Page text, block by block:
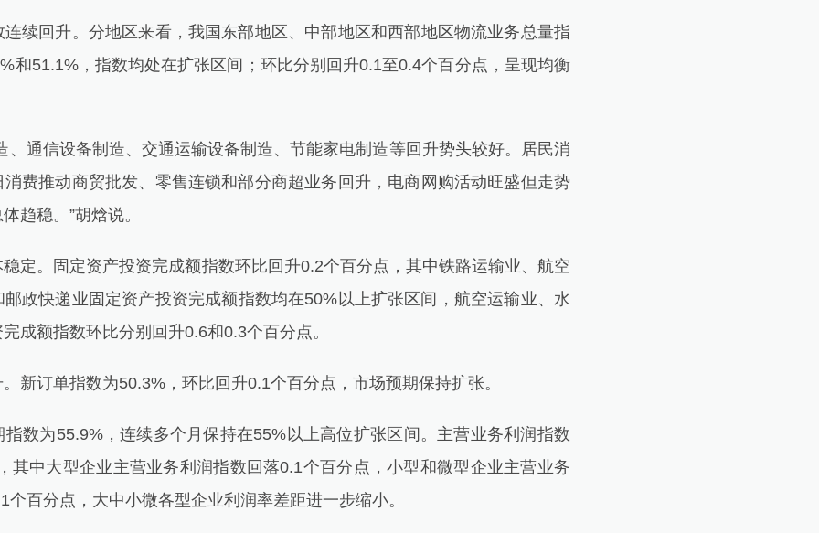
回升。分地区来看，我国东部地区、中部地区和西部地区物流业务总量指
和51.1%，指数均处在扩张区间；环比分别回升0.1至0.4个百分点，呈现均衡
信设备制造、交通运输设备制造、节能家电制造等回升势头较好。居民消
费推动商贸批发、零售连锁和部分商超业务回升，电商网购活动旺盛但走势
趋稳。”胡焓说。
。固定资产投资完成额指数环比回升0.2个百分点，其中铁路运输业、航空
政快递业固定资产投资完成额指数均在50%以上扩张区间，航空运输业、水
成额指数环比分别回升0.6和0.3个百分点。
订单指数为50.3%，环比回升0.1个百分点，市场预期保持扩张。
为55.9%，连续多个月保持在55%以上高位扩张区间。主营业务利润指数
其中大型企业主营业务利润指数回落0.1个百分点，小型和微型企业主营业务
个百分点，大中小微各型企业利润率差距进一步缩小。